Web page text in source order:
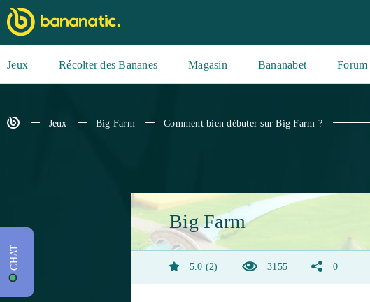
Jeux Récolter des Bananes Magasin Bananabet Forum
Jeux Big Farm Comment bien débuter sur Big Farm ?
Big Farm
5.0 2 3155 0
CHAT